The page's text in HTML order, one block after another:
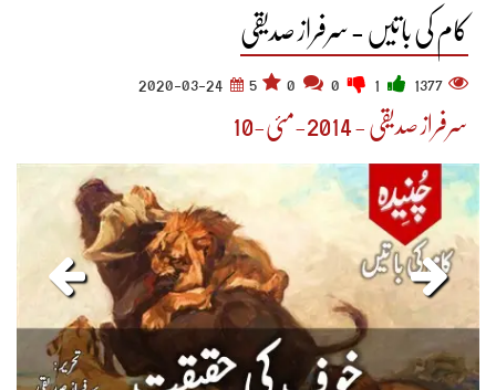
کام کی باتیں - سرفراز صدیقی
1377
5
2020-03-24
سرفراز صدیقی - 2014-مئی-10